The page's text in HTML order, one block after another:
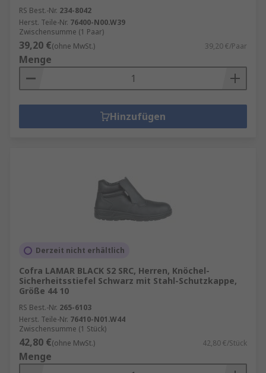
RS Best.-Nr. 234-8042
Herst. Teile-Nr. 76400-N00.W39
Zwischensumme (1 Paar)
39,20 €(ohne MwSt.) 39,20 €/Paar
Menge
Hinzufügen
Derzeit nicht erhältlich
Cofra LAMAR BLACK S2 SRC, Herren, Knöchel-
Sicherheitsstiefel Schwarz mit Stahl-Schutzkappe,
Größe 44 10
RS Best.-Nr. 265-6103
Herst. Teile-Nr. 76410-N01.W44
Zwischensumme (1 Stück)
42,80 €(ohne MwSt.) 42,80 €/Stück
Menge